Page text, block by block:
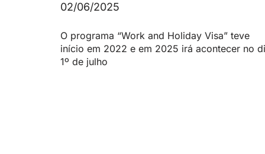
02/06/2025
O programa “Work and Holiday Visa” teve
início em 2022 e em 2025 irá acontecer no
1º de julho